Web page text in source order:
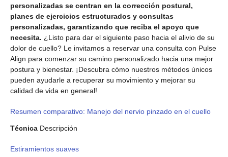
personalizadas se centran en la corrección postural,
planes de ejercicios estructurados y consultas
personalizadas, garantizando que reciba el apoyo que
necesita. ¿Listo para dar el siguiente paso hacia el alivio de su
dolor de cuello? Le invitamos a reservar una consulta con Pulse
Align para comenzar su camino personalizado hacia una mejor
postura y bienestar. ¡Descubra cómo nuestros métodos únicos
pueden ayudarle a recuperar su movimiento y mejorar su
calidad de vida en general!
Resumen comparativo: Manejo del nervio pinzado en el cuello
Técnica Descripción
Estiramientos suaves